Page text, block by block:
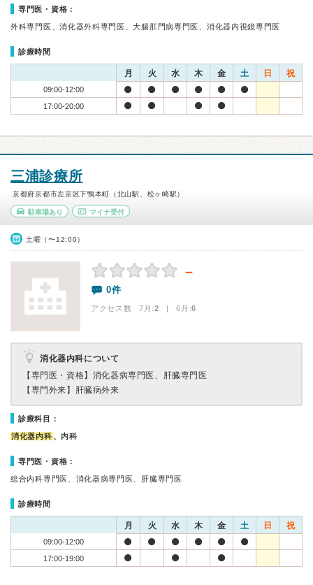
専門医・資格：
外科専門医、消化器外科専門医、大腸肛門病専門医、消化器内視鏡専門医
診療時間
月 火 水 木 金 土 日 祝
09:00-12:00
17:00-20:00
三浦診療所
京都府京都市左京区下鴨本町（北山駅、松ヶ崎駅）
駐車場あり マイナ受付
土曜（〜12:00）
－
0件
アクセス数 7月:2 | 6月:6
消化器内科について
【専門医・資格】 消化器病専門医、肝臓専門医
【専門外来】 肝臓病外来
診療科目：
消化器内科 、内科
専門医・資格：
総合内科専門医、消化器病専門医、肝臓専門医
診療時間
月 火 水 木 金 土 日 祝
09:00-12:00
17:00-19:00